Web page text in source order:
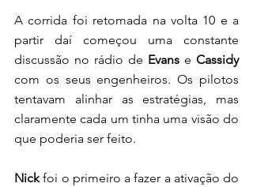
A corrida foi retomada na volta 10 e a
partir daí começou uma constante
discussão no rádio de Evans e Cassidy
com os seus engenheiros. Os pilotos
tentavam alinhar as estratégias, mas
claramente cada um tinha uma visão do
que poderia ser feito.
Nick foi o primeiro a fazer a ativação do